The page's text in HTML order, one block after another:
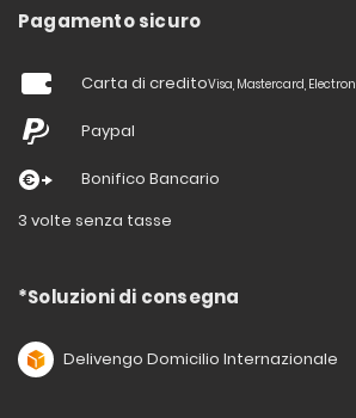
Pagamento sicuro
Carta di creditoVisa, Mastercard, Electron
Paypal
Bonifico Bancario
3 volte senza tasse
*Soluzioni di consegna
Delivengo Domicilio Internazionale